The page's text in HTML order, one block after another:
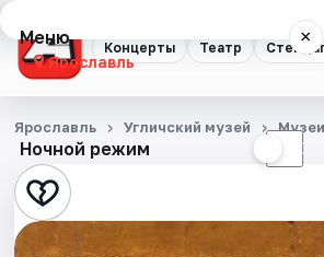
Концерты Театр
Меню ×
Ярославль
Концерты
Театр
Стендап
Ночной режим ☾
Ярославль Угличский музей Музеи